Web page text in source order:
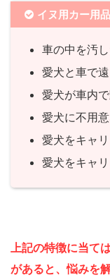
イヌ用カー用
車の中を汚
愛犬と車で
愛犬が車内
愛犬に不用
愛犬をキャ
愛犬をキャ
上記の特徴に当て
があると、悩みを